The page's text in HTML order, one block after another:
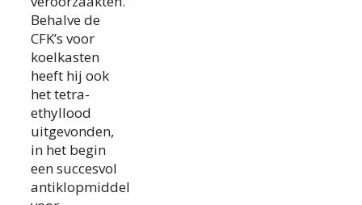
Behalve de
CFK’s voor
koelkasten
heeft hij ook
het tetra-
ethyllood
uitgevonden,
in het begin
een succesvol
antiklopmiddel